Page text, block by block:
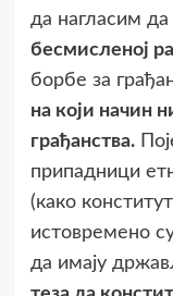
да нагласим
бесмисленој
борбе за
на који начин
грађанства.
припадници
(како
истовремено
да имају